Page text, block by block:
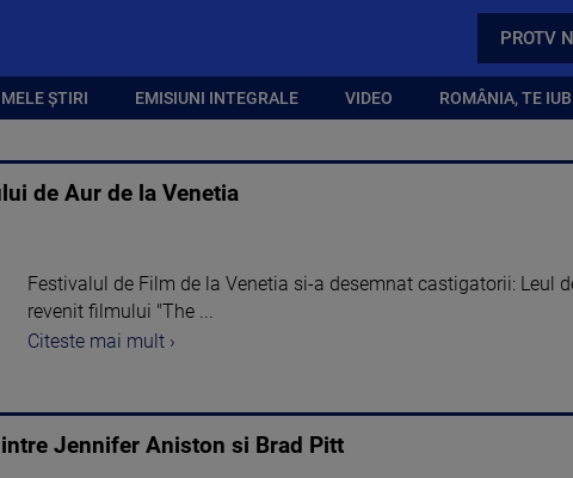
PROTV
ȘTIRI EMISIUNI INTEGRALE VIDEO ROMÂNIA, TE
de Aur de la Venetia
Festivalul de Film de la Venetia si-a desemnat castigatorii: Leul
revenit filmului "The ...
Citeste mai mult ›
Jennifer Aniston si Brad Pitt